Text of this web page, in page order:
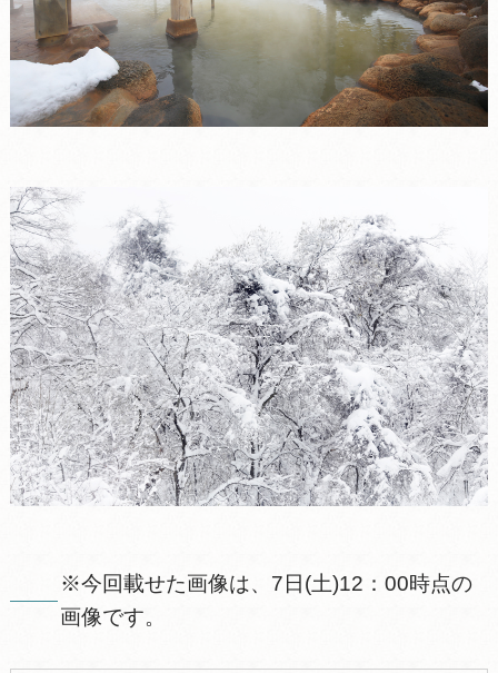
※今回載せた画像は、7日(土)12：00時点の
画像です。